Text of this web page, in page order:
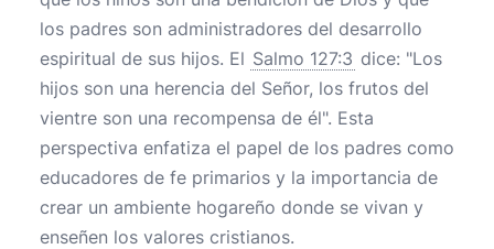
los padres son administradores del desarrollo
espiritual de sus hijos. El Salmo 127:3 dice: "Los
hijos son una herencia del Señor, los frutos del
vientre son una recompensa de él". Esta
perspectiva enfatiza el papel de los padres como
educadores de fe primarios y la importancia de
crear un ambiente hogareño donde se vivan y
enseñen los valores cristianos.